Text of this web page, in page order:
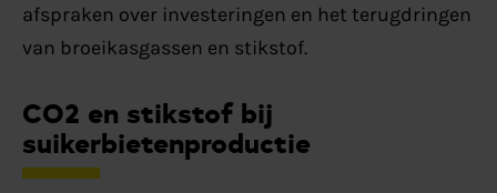
afspraken over investeringen en het terugdringen
van broeikasgassen en stikstof.
CO2 en stikstof bij
suikerbietenproductie